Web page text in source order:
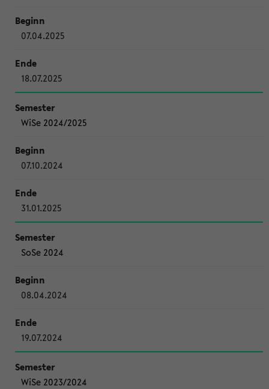
07.04.2025
18.07.2025
WiSe 2024/2025
07.10.2024
31.01.2025
SoSe 2024
08.04.2024
19.07.2024
WiSe 2023/2024